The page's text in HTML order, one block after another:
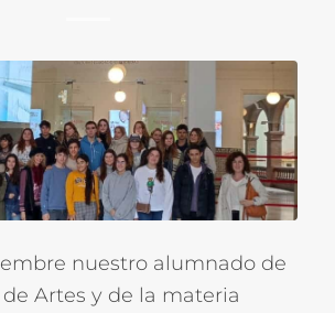
nuestro alumnado de
Artes y de la materia